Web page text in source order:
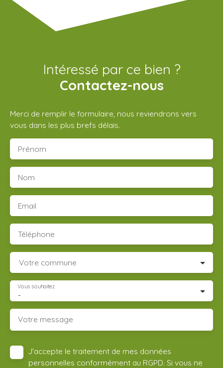
Intéressé par ce bien ?
Contactez-nous
Merci de remplir le formulaire, nous reviendrons vers
vous dans les plus brefs délais.
Prénom
Nom
Email
Téléphone
Votre commune
-
Vous souhaitez
Votre message
J'accepte le traitement de mes données
personnelles conformément au RGPD. Si vous ne